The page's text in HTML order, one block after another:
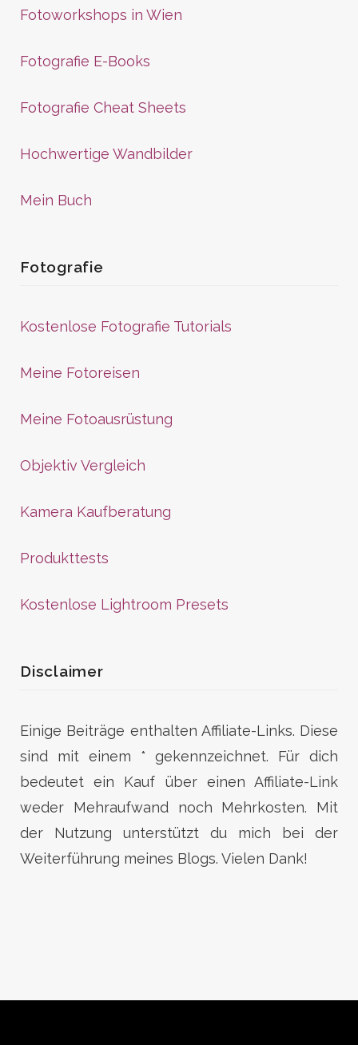
Fotoworkshops in Wien
Fotografie E-Books
Fotografie Cheat Sheets
Hochwertige Wandbilder
Mein Buch
Fotografie
Kostenlose Fotografie Tutorials
Meine Fotoreisen
Meine Fotoausrüstung
Objektiv Vergleich
Kamera Kaufberatung
Produkttests
Kostenlose Lightroom Presets
Disclaimer
Einige Beiträge enthalten Affiliate-Links. Diese
sind mit einem * gekennzeichnet. Für dich
bedeutet ein Kauf über einen Affiliate-Link
weder Mehraufwand noch Mehrkosten. Mit
der Nutzung unterstützt du mich bei der
Weiterführung meines Blogs. Vielen Dank!